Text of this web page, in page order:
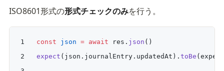
ISO8601形式の形式チェックのみを行う。
const json = await res. json ()
expect (json.journalEntry.updatedAt).toBe